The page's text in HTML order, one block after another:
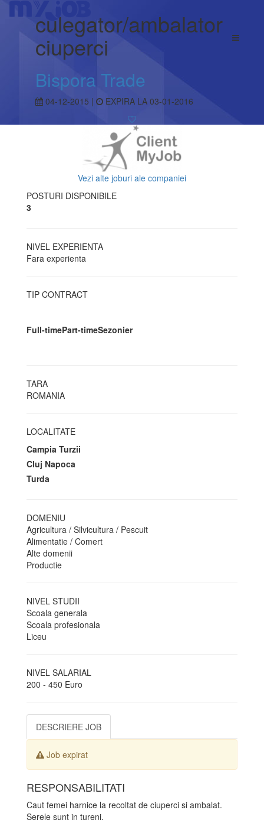
culegator/ambalator
ciuperci
Bispora Trade
04-12-2015 | EXPIRA LA 03-01-2016
Vezi alte joburi ale companiei
POSTURI DISPONIBILE
3
NIVEL EXPERIENTA
Fara experienta
TIP CONTRACT
Full-timePart-timeSezonier
TARA
ROMANIA
LOCALITATE
Campia Turzii
Cluj Napoca
Turda
DOMENIU
Agricultura / Silvicultura / Pescuit
Alimentatie / Comert
Alte domenii
Productie
NIVEL STUDII
Scoala generala
Scoala profesionala
Liceu
NIVEL SALARIAL
200 - 450 Euro
DESCRIERE JOB
Job expirat
RESPONSABILITATI
Caut femei harnice la recoltat de ciuperci si ambalat.
Serele sunt in tureni.